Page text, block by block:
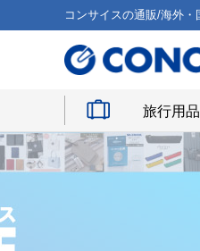
コンサイスの通販/海外
旅行用品